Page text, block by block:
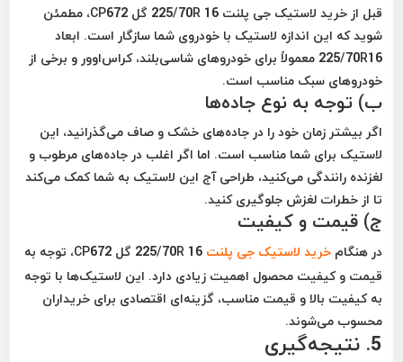
قبل از خرید لاستیک جی پلنت 225/70R 16 گل CP672، مطمئن
شوید که این اندازه لاستیک با خودروی شما سازگار است. ابعاد
225/70R16 معمولاً برای خودروهای شاسی‌بلند، کراس‌اوور و برخی از
خودروهای سبک مناسب است.
ب) توجه به نوع جاده‌ها
اگر بیشتر زمان خود را در جاده‌های خشک و صاف می‌گذرانید، این
لاستیک برای شما مناسب است. اما اگر اغلب در جاده‌های مرطوب و
لغزنده رانندگی می‌کنید، طراحی آج این لاستیک به شما کمک می‌کند
تا از خطرات لغزش جلوگیری کنید.
ج) قیمت و کیفیت
در هنگامخرید لاستیک جی پلنت
225/70R 16 گل CP672، توجه به
قیمت و کیفیت محصول اهمیت زیادی دارد. این لاستیک‌ها با توجه
به کیفیت بالا و قیمت مناسب، گزینه‌ای اقتصادی برای خریداران
محسوب می‌شوند.
5. نتیجه‌گیری